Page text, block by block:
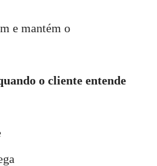
e mantém o
o cliente entende